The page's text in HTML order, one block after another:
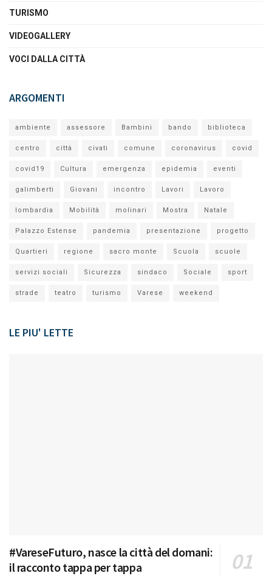
TURISMO
VIDEOGALLERY
VOCI DALLA CITTÀ
ARGOMENTI
ambiente assessore Bambini bando biblioteca
centro città civati comune coronavirus covid
covid19 Cultura emergenza epidemia eventi
galimberti Giovani incontro Lavori Lavoro
lombardia Mobilità molinari Mostra Natale
Palazzo Estense pandemia presentazione progetto
Quartieri regione sacro monte Scuola scuole
servizi sociali Sicurezza sindaco Sociale sport
strade teatro turismo Varese weekend
LE PIU' LETTE
#VareseFuturo, nasce la città del domani:
il racconto tappa per tappa